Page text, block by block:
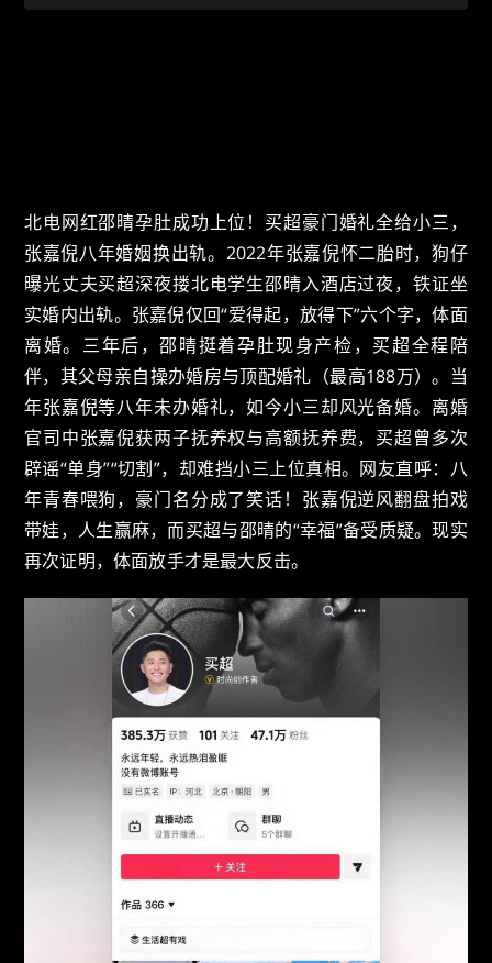
北电网红邵晴孕肚成功上位！买超豪门婚礼全给小三，
张嘉倪八年婚姻换出轨。2022年张嘉倪怀二胎时，狗仔
曝光丈夫买超深夜搂北电学生邵晴入酒店过夜，铁证坐
实婚内出轨。张嘉倪仅回“爱得起，放得下”六个字，体面
离婚。三年后，邵晴挺着孕肚现身产检，买超全程陪
伴，其父母亲自操办婚房与顶配婚礼（最高188万）。当
年张嘉倪等八年未办婚礼，如今小三却风光备婚。离婚
官司中张嘉倪获两子抚养权与高额抚养费，买超曾多次
辟谣“单身”“切割”，却难挡小三上位真相。网友直呼：八
年青春喂狗，豪门名分成了笑话！张嘉倪逆风翻盘拍戏
带娃，人生赢麻，而买超与邵晴的“幸福”备受质疑。现实
再次证明，体面放手才是最大反击。